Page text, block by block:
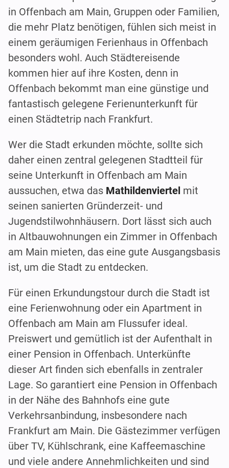
in Offenbach am Main, Gruppen oder Familien,
die mehr Platz benötigen, fühlen sich meist in
einem geräumigen Ferienhaus in Offenbach
besonders wohl. Auch Städtereisende
kommen hier auf ihre Kosten, denn in
Offenbach bekommt man eine günstige und
fantastisch gelegene Ferienunterkunft für
einen Städtetrip nach Frankfurt.
Wer die Stadt erkunden möchte, sollte sich
daher einen zentral gelegenen Stadtteil für
seine Unterkunft in Offenbach am Main
aussuchen, etwa das Mathildenviertel mit
seinen sanierten Gründerzeit- und
Jugendstilwohnhäusern. Dort lässt sich auch
in Altbauwohnungen ein Zimmer in Offenbach
am Main mieten, das eine gute Ausgangsbasis
ist, um die Stadt zu entdecken.
Für einen Erkundungstour durch die Stadt ist
eine Ferienwohnung oder ein Apartment in
Offenbach am Main am Flussufer ideal.
Preiswert und gemütlich ist der Aufenthalt in
einer Pension in Offenbach. Unterkünfte
dieser Art finden sich ebenfalls in zentraler
Lage. So garantiert eine Pension in Offenbach
in der Nähe des Bahnhofs eine gute
Verkehrsanbindung, insbesondere nach
Frankfurt am Main. Die Gästezimmer verfügen
über TV, Kühlschrank, eine Kaffeemaschine
und viele andere Annehmlichkeiten und sind